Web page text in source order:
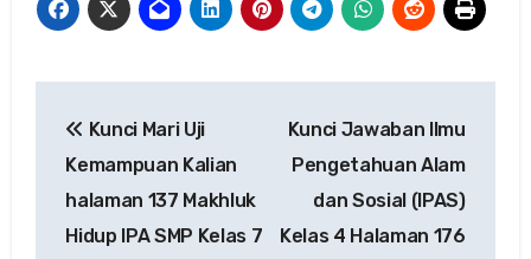
pos
Kunci Mari Uji
Kemampuan Kalian
halaman 137 Makhluk
Hidup IPA SMP Kelas 7
Kunci Jawaban Ilmu
Pengetahuan Alam
dan Sosial (IPAS)
Kelas 4 Halaman 176